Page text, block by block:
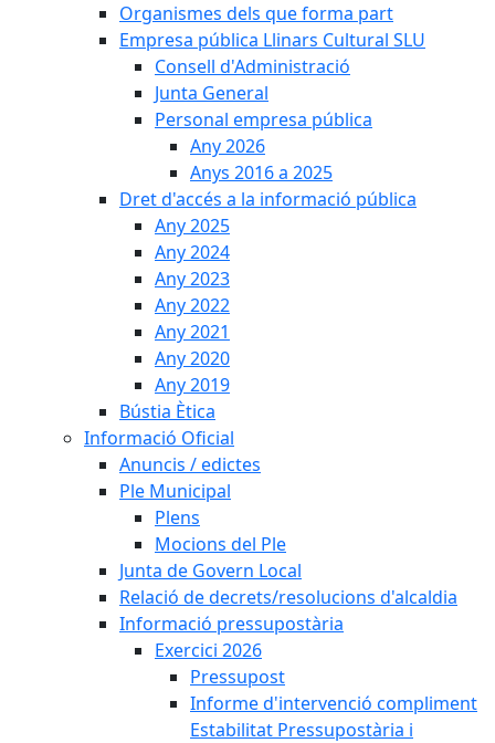
Organismes dels que forma part
Empresa pública Llinars Cultural SLU
Consell d'Administració
Junta General
Personal empresa pública
Any 2026
Anys 2016 a 2025
Dret d'accés a la informació pública
Any 2025
Any 2024
Any 2023
Any 2022
Any 2021
Any 2020
Any 2019
Bústia Ètica
Informació Oficial
Anuncis / edictes
Ple Municipal
Plens
Mocions del Ple
Junta de Govern Local
Relació de decrets/resolucions d'alcaldia
Informació pressupostària
Exercici 2026
Pressupost
Informe d'intervenció compliment
Estabilitat Pressupostària i